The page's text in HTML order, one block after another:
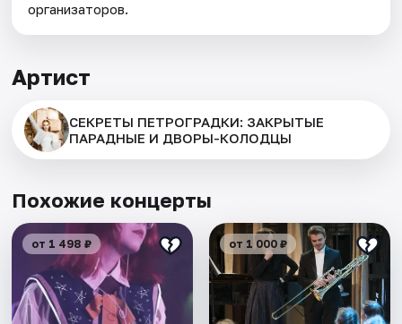
организаторов.
Артист
СЕКРЕТЫ ПЕТРОГРАДКИ: ЗАКРЫТЫЕ
ПАРАДНЫЕ И ДВОРЫ-КОЛОДЦЫ
Похожие концерты
от 1 498 ₽ от 1 000 ₽